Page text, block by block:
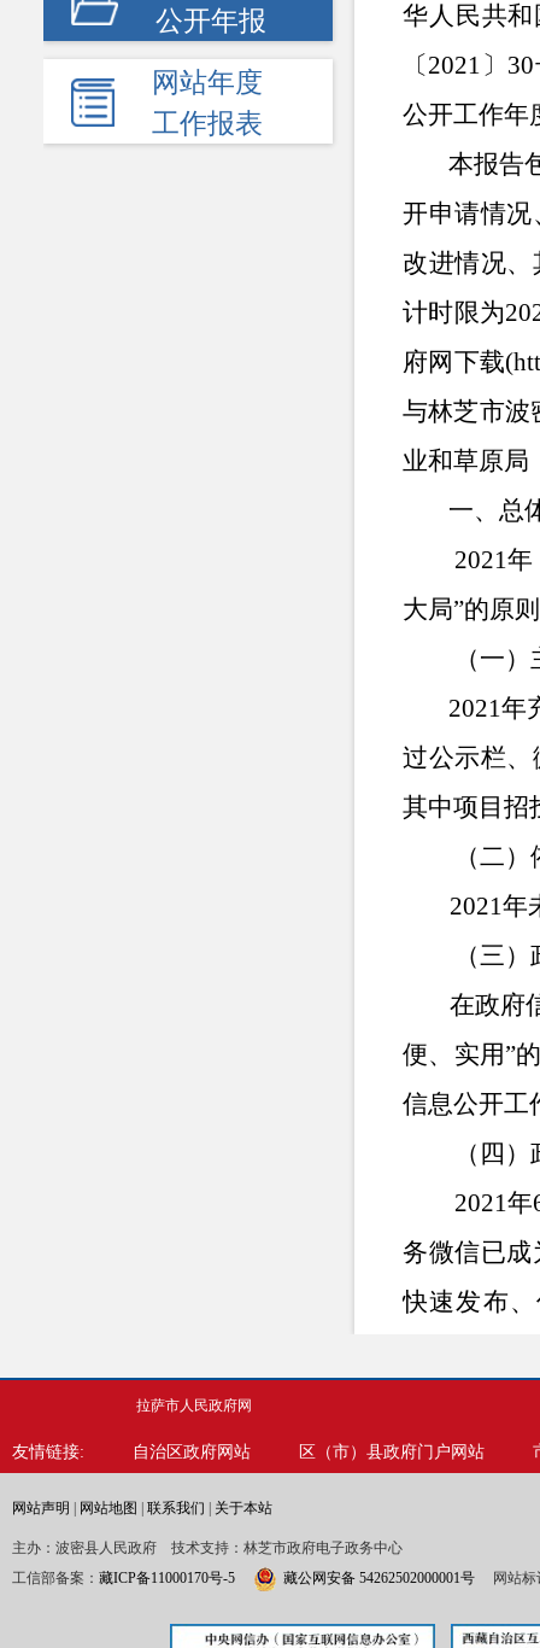
公开年报
网站年度
工作报表
华人民共
〔2021 〕 30
公开工作年
本报告
开申请情
改进情况
计时限为
府网下载
与林芝市波
业和草原局
一、总
2021年
大局”的原
（一）
2021年
过公示栏
其中项目招
（二）
2021年
（三）
在政府
便、实用”
信息公开工
（四
2021年
务微信已
快速发布
一是加
拉萨市人民政府网
友情链接: 自治区政府网站 区（市）县政府门户网站
网站声明 网站地图 联系我们 关于本站
主办：波密县人民政府 技术支持：林芝市政府电子政务中心
工信部备案： 藏ICP备11000170号-5 藏公网安备 54262502000001号 网站标